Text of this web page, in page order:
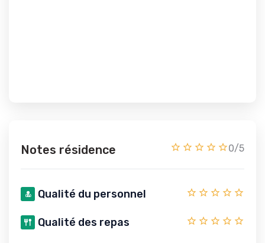
Notes résidence 0/5
Qualité du personnel
Qualité des repas